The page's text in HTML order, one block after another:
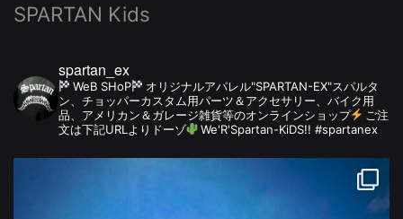
SPARTAN Kids
spartan_ex
WeB SHoP
オリジナルアパレル"SPARTAN-EX"スパルタ
ン、チョッパーカスタム用パーツ＆アクセサリー、バイク用
品、アメリカン＆ガレージ雑貨等のオンラインショップ
ご注
文は下記URLよりドーゾ
We'R'Spartan-KiDS!! #spartanex